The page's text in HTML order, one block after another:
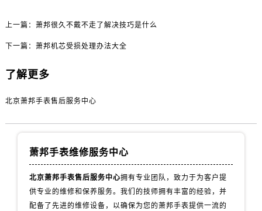
上一篇： 萧邦很久不戴不走了解决技巧是什么
下一篇： 萧邦机芯受损处理办法大全
了解更多
北京萧邦手表售后服务中心
萧邦手表维修服务中心
北京萧邦手表售后服务中心拥有专业团队，致力于为客户提
供专业的维修和保养服务。我们的技师拥有丰富的经验，并
配备了先进的维修设备，以确保为您的萧邦手表提供一流的